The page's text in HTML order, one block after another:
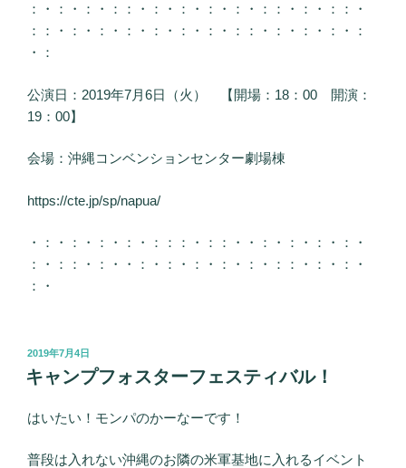
：・：・：・：：・：・：・：・：・：：・：・：：・
：：・：・：・：・：・：・：・：：・：・：・：・：
・：
公演日：2019年7月6日（火） 【開場：18：00 開演：
19：00】
会場：沖縄コンベンションセンター劇場棟
https://cte.jp/sp/napua/
・：・：・：・：・：：：・：：・・：・：・：・：・
：・：：・：・・：・：・：・：・：・：：・：・：・
：・
投
稿
日:
2019年7月4日
キャンプフォスターフェスティバル！
はいたい！モンパのかーなーです！
普段は入れない沖縄のお隣の米軍基地に入れるイベント